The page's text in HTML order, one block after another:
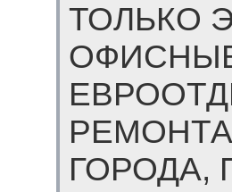
ТОЛЬКО
ГОРОДА,